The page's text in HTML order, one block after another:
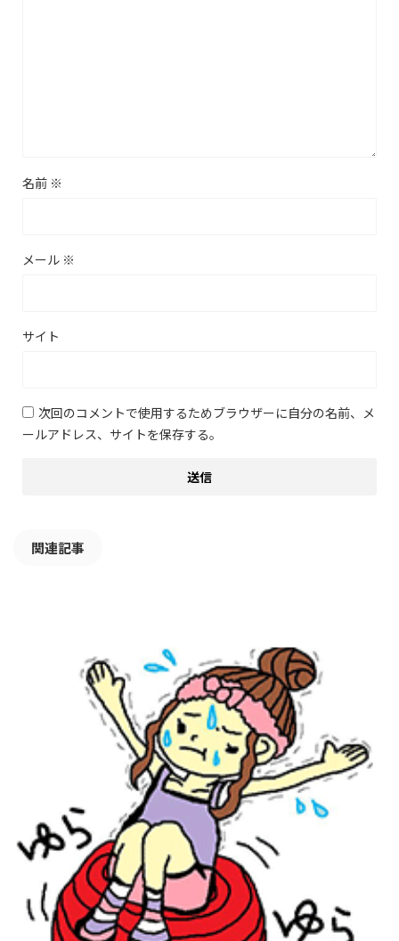
名前 ※
メール ※
サイト
次回のコメントで使用するためブラウザーに自分の名前、メ
ールアドレス、サイトを保存する。
関連記事